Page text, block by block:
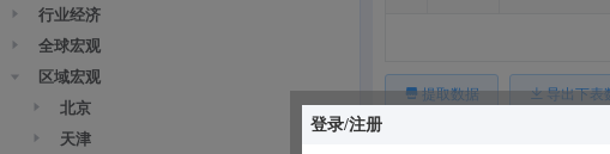
行业经济
全球宏观
区域宏观
北京
天津
提取数据 导出下表
登录/注册